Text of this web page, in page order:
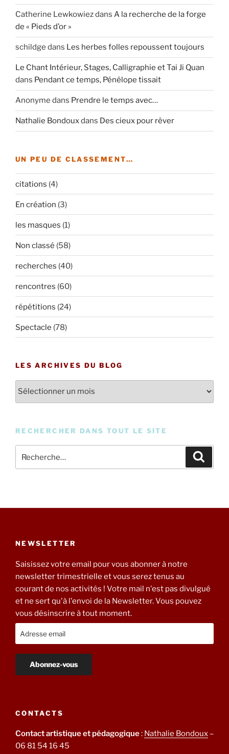
Catherine Lewkowiezdans A la recherche de la forge
de « Pieds d’or »
schildge dans Les herbes folles repoussent toujours
Le Chant Intérieur, Stages, Calligraphie et Tai Ji Quan
dans Pendant ce temps, Pénélope tissait
Anonyme dans Prendre le temps avec…
Nathalie Bondouxdans Des cieux pour rêver
UN PEU DE CLASSEMENT…
citations (4)
En création (3)
les masques (1)
Non classé (58)
recherches (40)
rencontres (60)
répétitions (24)
Spectacle (78)
LES ARCHIVES DU BLOG
Les
RECHERCHER DANS TOUT LE SITE
pour
NEWSLETTER
Saisissez votre email pour vous abonner à notre
newsletter trimestrielle et vous serez tenus au
courant de nos activités ! Votre mail n'est pas divulgué
et ne sert qu'à l'envoi de la Newsletter. Vous pouvez
vous désinscrire à tout moment.
CONTACTS
Contact artistique et pédagogique: Nathalie Bondoux –
06 81 54 16 45